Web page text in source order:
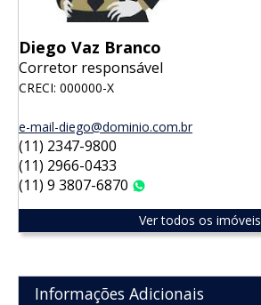
Diego Vaz Branco
Corretor responsável
CRECI: 000000-X
e-mail-diego@dominio.com.br
(11) 2347-9800
(11) 2966-0433
(11) 9 3807-6870
Ver todos os imóveis
Informações Adicionais